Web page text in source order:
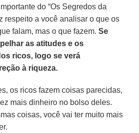
do “Os Segredos da
respeito a você analisar o que os
falam, mas o que fazem.Se
as atitudes e os
ricos, logo se verá
à riqueza.
os ricos fazem coisas parecidas,
mais dinheiro no bolso deles.
coisas, você vai ter muito mais